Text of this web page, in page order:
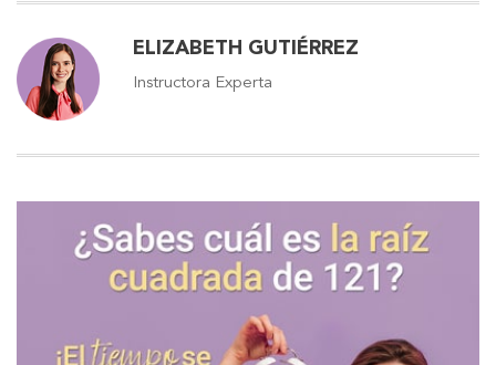
ELIZABETH GUTIÉRREZ
Instructora Experta